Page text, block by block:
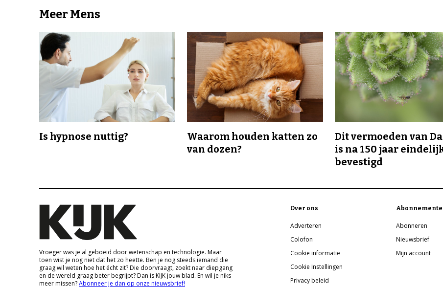
Meer Mens
Is hypnose nuttig?
Waarom houden katten zo
van dozen?
Dit vermoeden van
is na 150 jaar
bevestigd
Vroeger was je al geboeid door wetenschap en technologie. Maar
toen wist je nog niet dat het zo heette. Ben je nog steeds iemand die
graag wil weten hoe het écht zit? Die doorvraagt, zoekt naar diepgang
en de wereld graag beter begrijpt? Dan is KIJK jouw blad. En wil je niks
meer missen?Abonneer je dan op onze nieuwsbrief!
Over ons
Adverteren
Colofon
Cookie informatie
Cookie Instellingen
Privacy beleid
Abonneren
Nieuwsbrief
Mijn account